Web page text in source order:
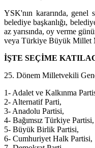
YSK'nın kararında, genel
belediye başkanlığı,
az yarısında, oy verme
veya Türkiye Büyük Millet
İŞTE SEÇİME
25. Dönem Milletvekili
1- Adalet ve Kalkınma
2- Alternatif Parti,
3- Anadolu Partisi,
4- Bağımsız Türkiye Partisi,
5- Büyük Birlik Partisi,
6- Cumhuriyet Halk Partisi,